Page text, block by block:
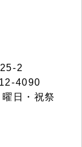
2
4090
日・祝祭